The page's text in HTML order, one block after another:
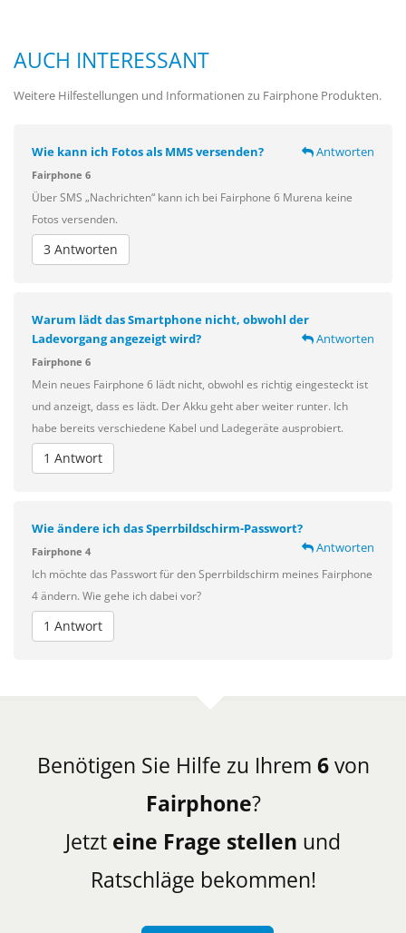
AUCH INTERESSANT
Weitere Hilfestellungen und Informationen zu Fairphone Produkten.
Wie kann ich Fotos als MMS versenden? Antworten
Fairphone 6
Über SMS „Nachrichten“ kann ich bei Fairphone 6 Murena keine
Fotos versenden.
3 Antworten
Warum lädt das Smartphone nicht, obwohl der
Ladevorgang angezeigt wird?
Antworten
Fairphone 6
Mein neues Fairphone 6 lädt nicht, obwohl es richtig eingesteckt ist
und anzeigt, dass es lädt. Der Akku geht aber weiter runter. Ich
habe bereits verschiedene Kabel und Ladegeräte ausprobiert.
1 Antwort
Wie ändere ich das Sperrbildschirm-Passwort?
Antworten
Fairphone 4
Ich möchte das Passwort für den Sperrbildschirm meines Fairphone
4 ändern. Wie gehe ich dabei vor?
1 Antwort
Benötigen Sie Hilfe zu Ihrem 6von
Fairphone?
Jetzt eine Frage stellen und
Ratschläge bekommen!